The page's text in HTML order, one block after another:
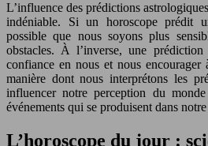
L’influence des prédictions
indéniable. Si un horoscope prédit
possible que nous soyons plus
obstacles. À l’inverse, une
confiance en nous et nous encourager
manière dont nous interprétons les
influencer notre perception du
événements qui se produisent dans
L’horoscope du jour :